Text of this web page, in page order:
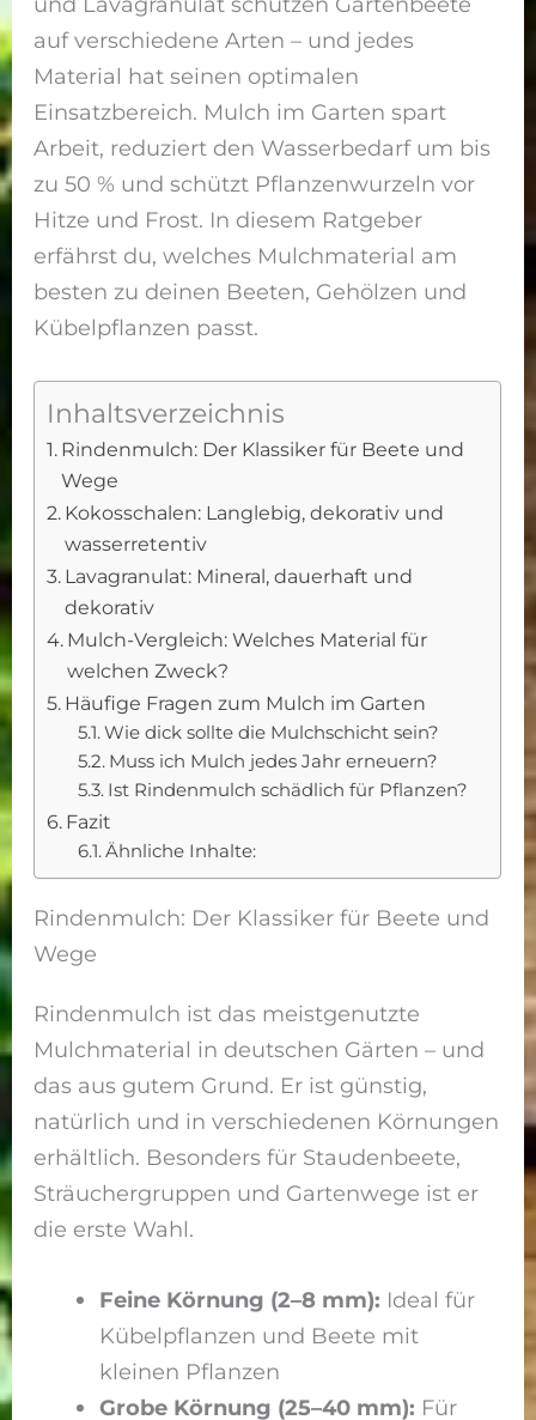
auf verschiedene Arten – und jedes
Material hat seinen optimalen
Einsatzbereich. Mulch im Garten spart
Arbeit, reduziert den Wasserbedarf um bis
zu 50 % und schützt Pflanzenwurzeln vor
Hitze und Frost. In diesem Ratgeber
erfährst du, welches Mulchmaterial am
besten zu deinen Beeten, Gehölzen und
Kübelpflanzen passt.
Inhaltsverzeichnis
Rindenmulch: Der Klassiker für Beete und
Wege
Kokosschalen: Langlebig, dekorativ und
wasserretentiv
Lavagranulat: Mineral, dauerhaft und
dekorativ
Mulch-Vergleich: Welches Material für
welchen Zweck?
Häufige Fragen zum Mulch im Garten
Wie dick sollte die Mulchschicht sein?
Muss ich Mulch jedes Jahr erneuern?
Ist Rindenmulch schädlich für Pflanzen?
Fazit
Ähnliche Inhalte:
Rindenmulch: Der Klassiker für Beete und
Wege
Rindenmulch ist das meistgenutzte
Mulchmaterial in deutschen Gärten – und
das aus gutem Grund. Er ist günstig,
natürlich und in verschiedenen Körnungen
erhältlich. Besonders für Staudenbeete,
Sträuchergruppen und Gartenwege ist er
die erste Wahl.
Feine Körnung (2–8 mm): Ideal für
Kübelpflanzen und Beete mit
kleinen Pflanzen
Grobe Körnung (25–40 mm): Für